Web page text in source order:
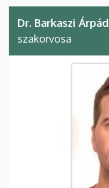
Dr. Barkaszi Árpád
szakorvosa